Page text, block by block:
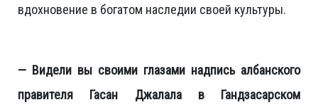
вдохновение в богатом наследии своей культуры.
— Видели вы своими глазами надпись албанского
правителя Гасан Джалала в Гандзасарском